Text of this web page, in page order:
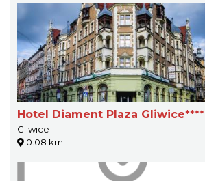
Hotel Diament Plaza Gliwice****
Gliwice
0.08 km